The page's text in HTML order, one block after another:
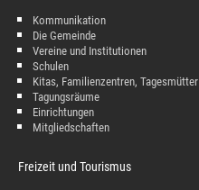
Kommunikation
Die Gemeinde
Vereine und Institutionen
Schulen
Kitas, Familienzentren, Tagesmütter
Tagungsräume
Einrichtungen
Mitgliedschaften
Freizeit und Tourismus